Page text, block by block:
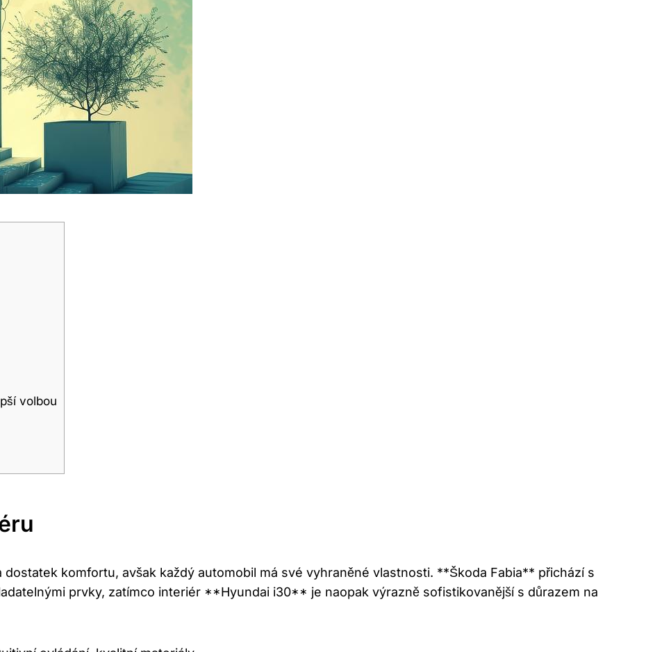
volbou
komfortu, avšak každý automobil má své vyhraněné vlastnosti. **Škoda Fabia** přichází s
prvky, zatímco interiér **Hyundai i30** je naopak výrazně sofistikovanější s důrazem na